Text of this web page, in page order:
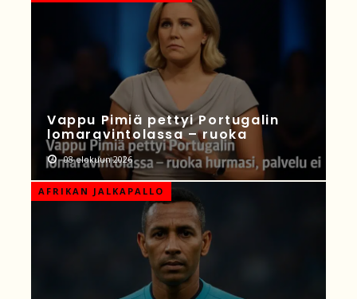
Vappu Pimiä pettyi Portugalin
lomaravintolassa – ruoka
08 elokuun 2026
AFRIKAN JALKAPALLO